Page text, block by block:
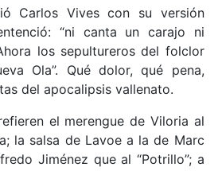
Carlos Vives con su versión
“ni canta un carajo ni
los sepultureros del folclor
Ola”. Qué dolor, qué pena,
del apocalipsis vallenato.
el merengue de Viloria al
la salsa de Lavoe a la de Marc
Jiménez que al “Potrillo”; a